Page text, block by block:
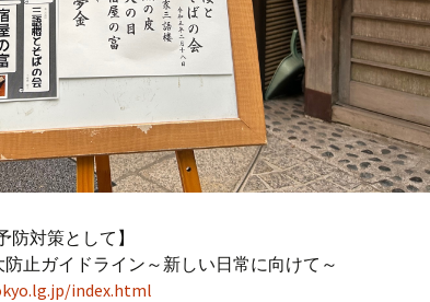
防対策として】
止ガイドライン～新しい日常に向けて～
index.html